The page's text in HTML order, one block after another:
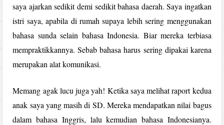
saya ajarkan sedikit demi sedikit bahasa daerah. Saya ingatkan
istri saya, apabila di rumah supaya lebih sering menggunakan
bahasa sunda selain bahasa Indonesia. Biar mereka terbiasa
mempraktikkannya. Sebab bahasa harus sering dipakai karena
merupakan alat komunikasi.
Memang agak lucu juga yah! Ketika saya melihat raport kedua
anak saya yang masih di SD. Mereka mendapatkan nilai bagus
dalam bahasa Inggris, lalu kemudian bahasa Indonesianya.